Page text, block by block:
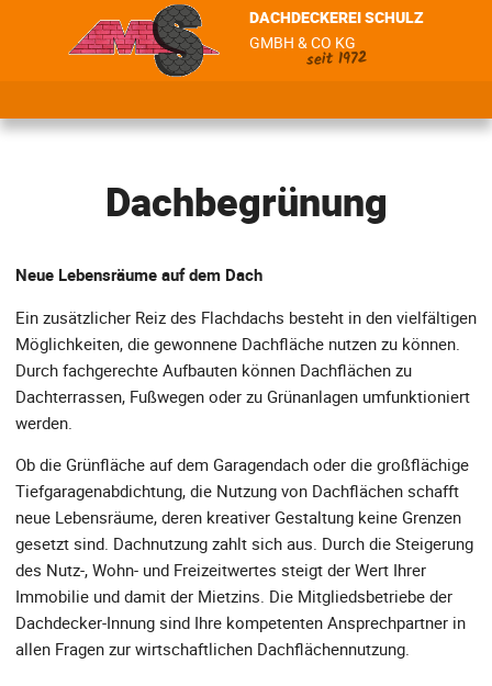
DACHDECKEREI SCHULZ
GMBH & CO KG
seit 1972
Dachbegrünung
Neue Lebensräume auf dem Dach
Ein zusätzlicher Reiz des Flachdachs besteht in den vielfältigen
Möglichkeiten, die gewonnene Dachfläche nutzen zu können.
Durch fachgerechte Aufbauten können Dachflächen zu
Dachterrassen, Fußwegen oder zu Grünanlagen umfunktioniert
werden.
Ob die Grünfläche auf dem Garagendach oder die großflächige
Tiefgaragenabdichtung, die Nutzung von Dachflächen schafft
neue Lebensräume, deren kreativer Gestaltung keine Grenzen
gesetzt sind. Dachnutzung zahlt sich aus. Durch die Steigerung
des Nutz-, Wohn- und Freizeitwertes steigt der Wert Ihrer
Immobilie und damit der Mietzins. Die Mitgliedsbetriebe der
Dachdecker-Innung sind Ihre kompetenten Ansprechpartner in
allen Fragen zur wirtschaftlichen Dachflächennutzung.